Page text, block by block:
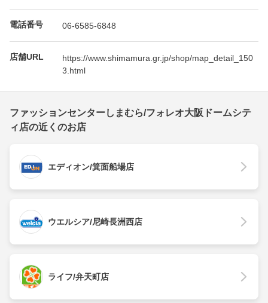
電話番号 06-6585-6848
店舗URL
https://www.shimamura.gr.jp/shop/map_detail_150
3.html
ファッションセンターしまむら/フォレオ大阪ドームシテ
ィ店の近くのお店
エディオン/箕面船場店
ウエルシア/尼崎長洲西店
ライフ/弁天町店